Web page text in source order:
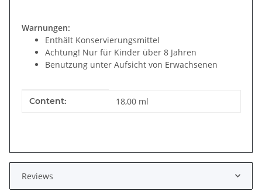
Warnungen:
Enthält Konservierungsmittel
Achtung! Nur für Kinder über 8 Jahren
Benutzung unter Aufsicht von Erwachsenen
Item information
Value
Content: 18,00 ml
Reviews